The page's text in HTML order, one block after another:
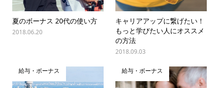
夏のボーナス 20代の使い方
2018.06.20
キャリアアップに繋げたい！
もっと学びたい人にオススメ
の方法
2018.09.03
給与・ボーナス 給与・ボーナス